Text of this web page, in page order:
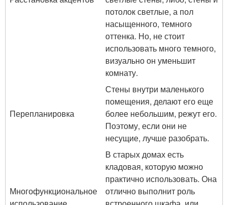
потолок светлые, а пол
насыщенного, темного
оттенка. Но, не стоит
использовать много темного,
визуально он уменьшит
комнату.
Перепланировка
Стены внутри маленького
помещения, делают его еще
более небольшим, режут его.
Поэтому, если они не
несущие, лучше разобрать.
Многофункциональное
В старых домах есть
кладовая, которую можно
практично использовать. Она
отлично выполнит роль